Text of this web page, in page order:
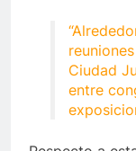
Ciudad
entre